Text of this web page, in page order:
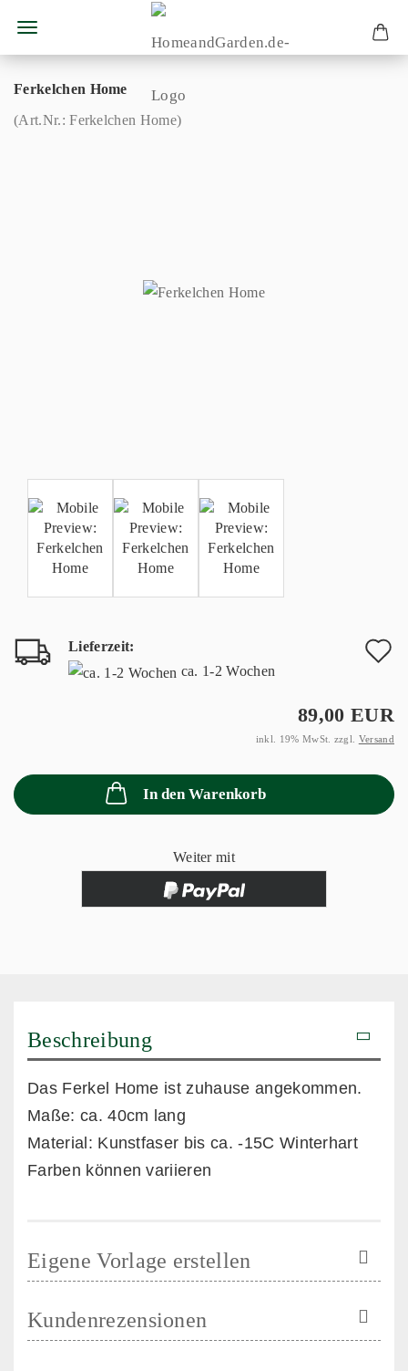
Ferkelchen Home
(Art.Nr.:Ferkelchen Home)
Lieferzeit:
ca. 1-2 Wochen
89,00 EUR
inkl. 19% MwSt. zzgl. Versand
In den Warenkorb
Weiter mit
Beschreibung
Das Ferkel Home ist zuhause angekommen.
Maße: ca. 40cm lang
Material: Kunstfaser bis ca. -15C Winterhart
Farben können variieren
Eigene Vorlage erstellen
Kundenrezensionen